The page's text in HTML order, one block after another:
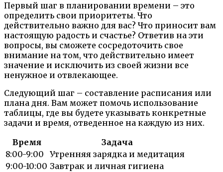
Первый шаг в планировании времени – это
определить свои приоритеты. Что
действительно важно для вас? Что приносит вам
настоящую радость и счастье? Ответив на эти
вопросы, вы сможете сосредоточить свое
внимание на том, что действительно имеет
значение и исключить из своей жизни все
ненужное и отвлекающее.
Следующий шаг – составление расписания или
плана дня. Вам может помочь использование
таблицы, где вы будете указывать конкретные
задачи и время, отведенное на каждую из них.
Время
Задача
8:00-9:00
Утренняя зарядка и медитация
9:00-10:00 Завтрак и личная гигиена